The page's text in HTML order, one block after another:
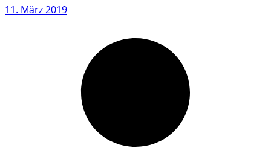
11. März 2019